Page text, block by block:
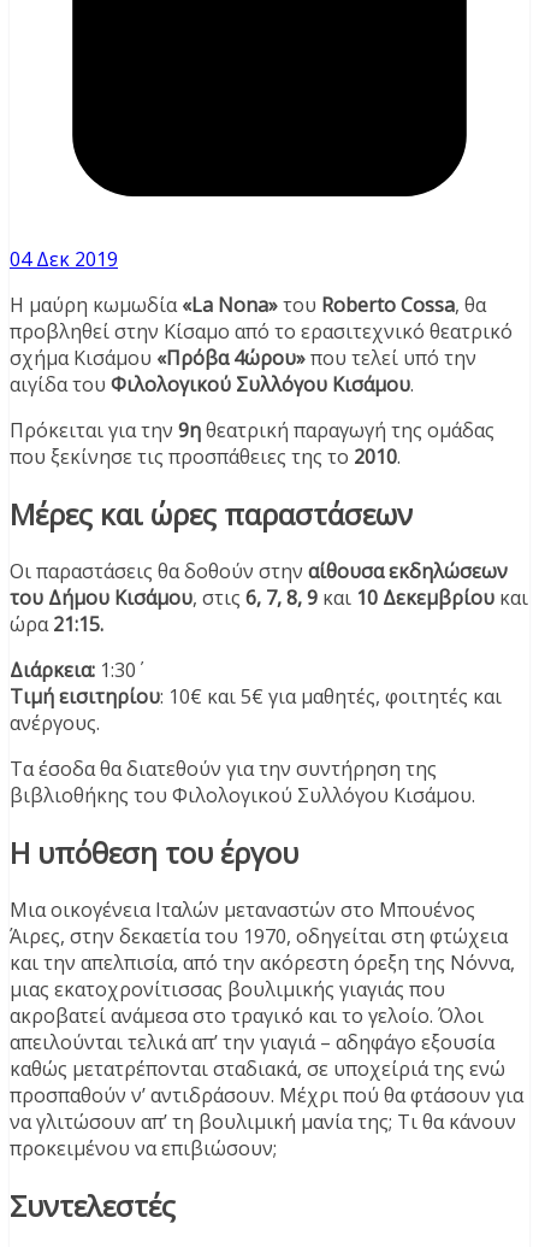
04 Δεκ 2019
Η μαύρη κωμωδία«La Nona»του Roberto Cossa, θα
προβληθεί στην Κίσαμο από το ερασιτεχνικό θεατρικό
σχήμα Κισάμου «Πρόβα 4ώρου»που τελεί υπό την
αιγίδα του Φιλολογικού Συλλόγου Κισάμου.
Πρόκειται για την 9ηθεατρική παραγωγή της ομάδας
που ξεκίνησε τις προσπάθειες της το 2010.
Μέρες και ώρες παραστάσεων
Οι παραστάσεις θα δοθούν στην αίθουσα εκδηλώσεων
του Δήμου Κισάμου, στις 6, 7, 8, 9 και 10 Δεκεμβρίου και
ώρα21:15.
Διάρκεια: 1:30΄
Τιμή εισιτηρίου: 10€ και 5€ για μαθητές, φοιτητές και
ανέργους.
Τα έσοδα θα διατεθούν για την συντήρηση της
βιβλιοθήκης του Φιλολογικού Συλλόγου Κισάμου.
Η υπόθεση του έργου
Μια οικογένεια Ιταλών μεταναστών στο Μπουένος
Άιρες, στην δεκαετία του 1970, οδηγείται στη φτώχεια
και την απελπισία, από την ακόρεστη όρεξη της Νόννα,
μιας εκατοχρονίτισσας βουλιμικής γιαγιάς που
ακροβατεί ανάμεσα στο τραγικό και το γελοίο. Όλοι
απειλούνται τελικά απ’ την γιαγιά – αδηφάγο εξουσία
καθώς μετατρέπονται σταδιακά, σε υποχείριά της ενώ
προσπαθούν ν’ αντιδράσουν. Μέχρι πού θα φτάσουν για
να γλιτώσουν απ’ τη βουλιμική μανία της; Τι θα κάνουν
προκειμένου να επιβιώσουν;
Συντελεστές